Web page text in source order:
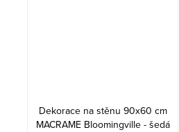
Dekorace na stěnu 90x60 cm
MACRAME Bloomingville - šedá